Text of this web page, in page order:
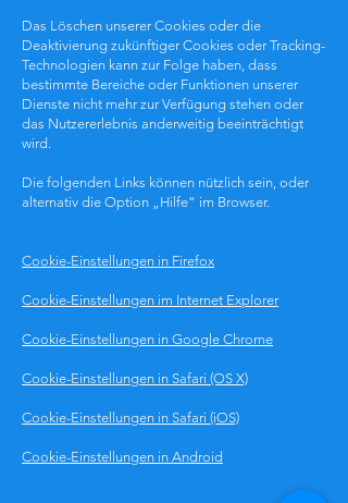
Das Löschen unserer Cookies oder die
Deaktivierung zukünftiger Cookies oder Tracking-
Technologien kann zur Folge haben, dass
bestimmte Bereiche oder Funktionen unserer
Dienste nicht mehr zur Verfügung stehen oder
das Nutzererlebnis anderweitig beeinträchtigt
wird.
Die folgenden Links können nützlich sein, oder
alternativ die Option „Hilfe“ im Browser.
Cookie-Einstellungen in Firefox
Cookie-Einstellungen im Internet Explorer
Cookie-Einstellungen in Google Chrome
Cookie-Einstellungen in Safari (OS X)
Cookie-Einstellungen in Safari (iOS)
Cookie-Einstellungen in Android